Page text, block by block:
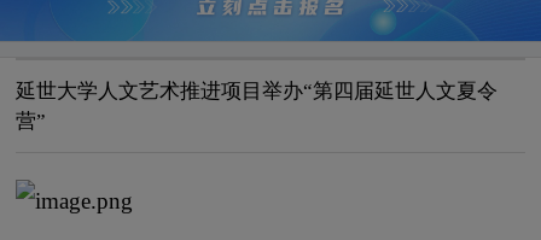
延世大学人文艺术推进项目举办“第四届延世人文夏令
营”